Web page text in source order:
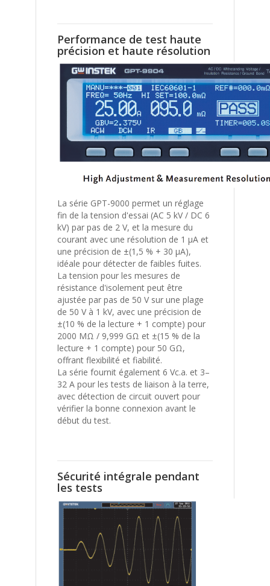
Performance de test haute
précision et haute résolution
La série GPT-9000 permet un réglage
fin de la tension d'essai (AC 5 kV / DC 6
kV) par pas de 2 V, et la mesure du
courant avec une résolution de 1 μA et
une précision de ±(1,5 % + 30 μA),
idéale pour détecter de faibles fuites.
La tension pour les mesures de
résistance d'isolement peut être
ajustée par pas de 50 V sur une plage
de 50 V à 1 kV, avec une précision de
±(10 % de la lecture + 1 compte) pour
2000 MΩ / 9,999 GΩ et ±(15 % de la
lecture + 1 compte) pour 50 GΩ,
offrant flexibilité et fiabilité.
La série fournit également 6 Vc.a. et 3–
32 A pour les tests de liaison à la terre,
avec détection de circuit ouvert pour
vérifier la bonne connexion avant le
début du test.
Sécurité intégrale pendant
les tests